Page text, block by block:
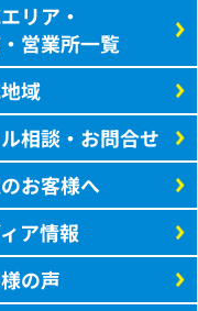
リア・
営業所一覧
域
相談・お問合せ
お客様へ
ア情報
の声